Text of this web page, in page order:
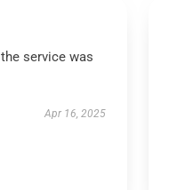
service was
Apr 16, 2025